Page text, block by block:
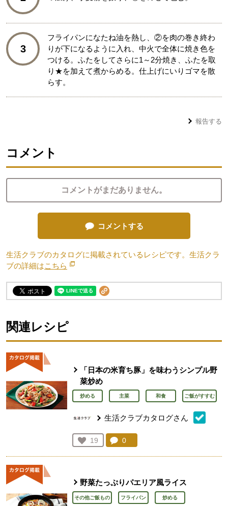
3
フライパンになたね油を熱し、②を肉の巻き終わ
りが下になるように入れ、中火で全体に焼き色を
つける。ふたをしてさらに1～2分焼き、ふたを取
り★を加えて煮からめる。仕上げにいりゴマを散
らす。
報告する
コメント
コメントがまだありません。
コメントする
生活クラブのカタログに掲載されているレシピです。生活クラ
ブの詳細はこちら 別のウィンドウで開きます。
関連レシピ
「日本の米育ち豚」を味わうシンプル野
菜炒め
炒める 主菜 和食 ご飯がすすむ
生活クラブカタログさん
お気に入り登録：
19
人が登録
コメント：
0
野菜たっぷりパエリア風ライス
その他ご飯もの フライパン 炒める